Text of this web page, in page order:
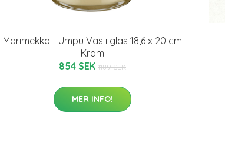
Marimekko - Umpu Vas i glas 18,6 x 20 cm
Kräm
854 SEK 1189 SEK
MER INFO!